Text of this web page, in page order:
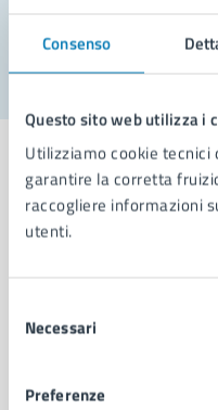
Consenso
Questo sito web utilizza i
Utilizziamo cookie tecnici
garantire la corretta
raccogliere informazioni
utenti.
delNecessari
Preferenze
Aree amministrative
Municipalità